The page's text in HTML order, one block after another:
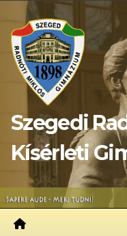
content
Szegedi
Kísérleti